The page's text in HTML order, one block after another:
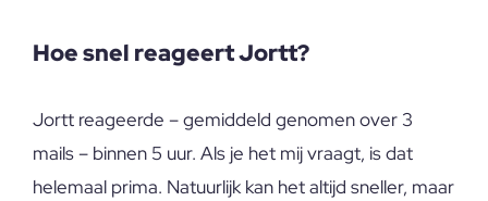
Hoe snel reageert Jortt?
Jortt reageerde – gemiddeld genomen over 3
mails – binnen 5 uur. Als je het mij vraagt, is dat
helemaal prima. Natuurlijk kan het altijd sneller, maar